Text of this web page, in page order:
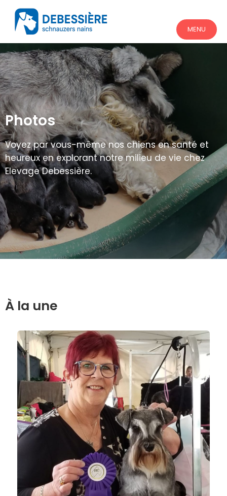
MENU
Photos
Voyez par vous-même nos chiens en santé et
heureux en explorant notre milieu de vie chez
Elevage Debessière.
À la une